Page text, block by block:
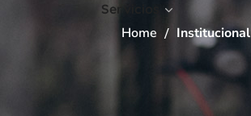
Servicios
Home Institucional